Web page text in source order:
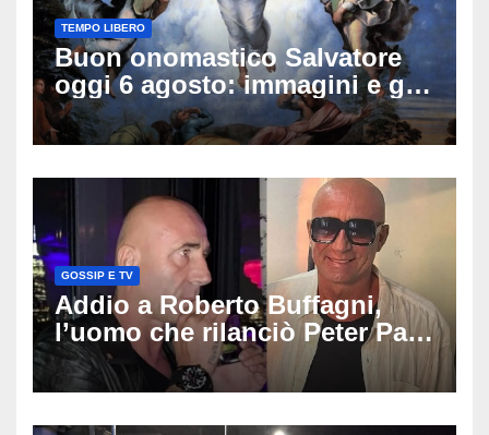
TEMPO LIBERO
Buon onomastico Salvatore
oggi 6 agosto: immagini e gif
di auguri da condividere
GOSSIP E TV
Addio a Roberto Buffagni,
l’uomo che rilanciò Peter Pan
e Villa delle Rose: aveva 59
anni